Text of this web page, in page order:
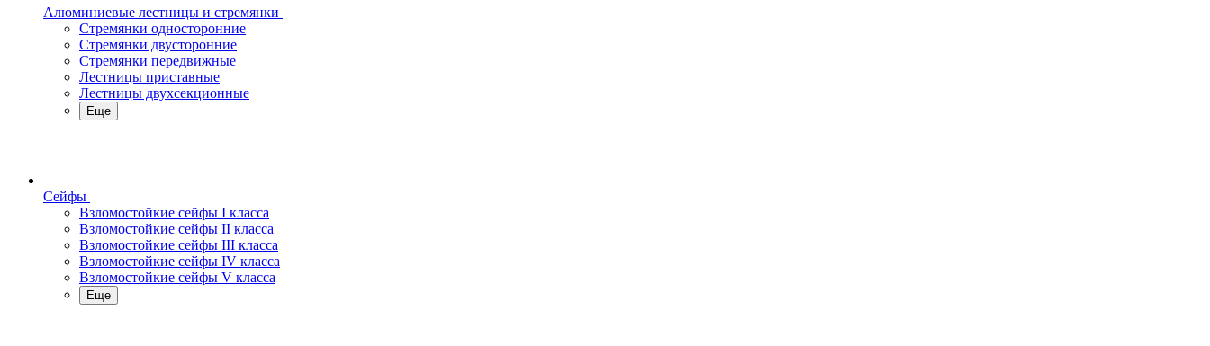
Алюминиевые лестницы и стремянки
Стремянки односторонние
Стремянки двусторонние
Стремянки передвижные
Лестницы приставные
Лестницы двухсекционные
Еще
Сейфы
Взломостойкие сейфы I класса
Взломостойкие сейфы II класса
Взломостойкие сейфы III класса
Взломостойкие сейфы IV класса
Взломостойкие сейфы V класса
Еще